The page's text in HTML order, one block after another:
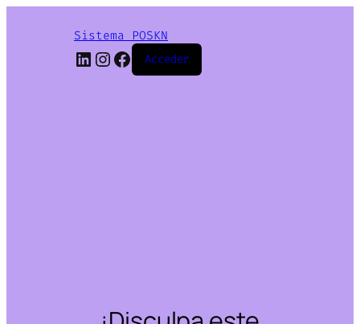
Sistema POSKN
LinkedIn
Instagram
Facebook
Acceder